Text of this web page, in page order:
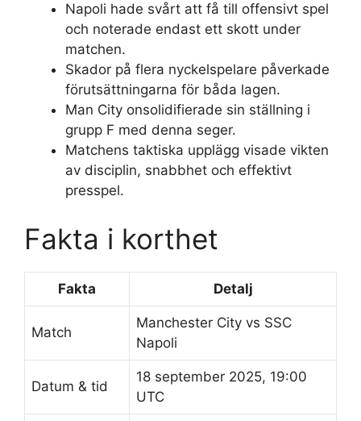
Napoli hade svårt att få till offensivt spel
och noterade endast ett skott under
matchen.
Skador på flera nyckelspelare påverkade
förutsättningarna för båda lagen.
Man City onsolidifierade sin ställning i
grupp F med denna seger.
Matchens taktiska upplägg visade vikten
av disciplin, snabbhet och effektivt
presspel.
Fakta i korthet
Fakta Detalj
Match
Manchester City vs SSC
Napoli
Datum & tid
18 september 2025, 19:00
UTC